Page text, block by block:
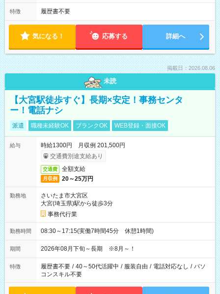
特徴 履歴書不要
気になる！ 応募する 詳細へ
掲載日：2026.08.06
未読
【大宮駅徒歩すぐ】長期×安定！事務センタ
ー！電話ナシ
派遣 職種未経験OK ブランクOK WEB登録・面接OK
給与
時給1300円 月収例 201,500円
交通費別途支給あり
交通費 全額支給
月収例 20～25万円
勤務地
さいたま市大宮区
大宮(埼玉県)駅から徒歩3分
事務代行業
勤務時間 08:30～17:15(実働7時間45分 休憩1時間)
期間 2026年08月下旬～長期 ※8月～！
特徴 履歴書不要 / 40～50代活躍中 / 服装自由 / 電話対応なし / パソ
コンスキル不要